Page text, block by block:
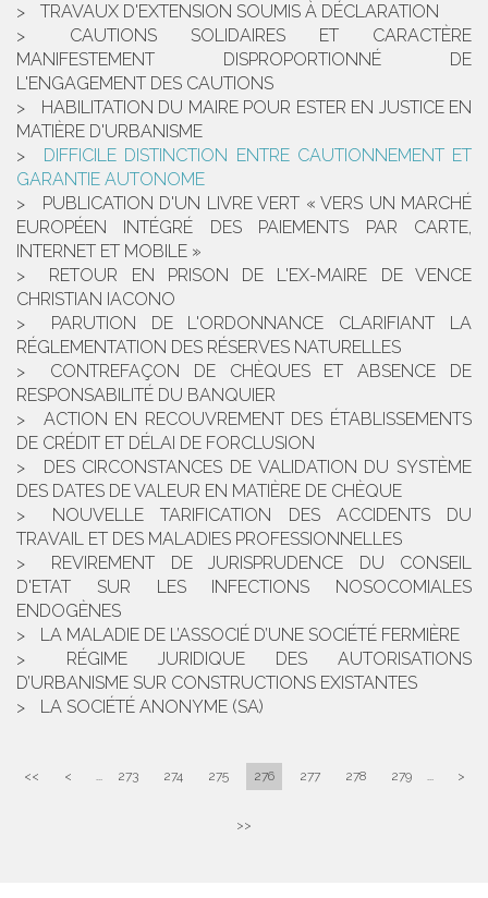
TRAVAUX D'EXTENSION SOUMIS À DÉCLARATION
CAUTIONS SOLIDAIRES ET CARACTÈRE
MANIFESTEMENT DISPROPORTIONNÉ DE
L'ENGAGEMENT DES CAUTIONS
HABILITATION DU MAIRE POUR ESTER EN JUSTICE EN
MATIÈRE D'URBANISME
DIFFICILE DISTINCTION ENTRE CAUTIONNEMENT ET
GARANTIE AUTONOME
PUBLICATION D'UN LIVRE VERT « VERS UN MARCHÉ
EUROPÉEN INTÉGRÉ DES PAIEMENTS PAR CARTE,
INTERNET ET MOBILE »
RETOUR EN PRISON DE L'EX-MAIRE DE VENCE
CHRISTIAN IACONO
PARUTION DE L'ORDONNANCE CLARIFIANT LA
RÉGLEMENTATION DES RÉSERVES NATURELLES
CONTREFAÇON DE CHÈQUES ET ABSENCE DE
RESPONSABILITÉ DU BANQUIER
ACTION EN RECOUVREMENT DES ÉTABLISSEMENTS
DE CRÉDIT ET DÉLAI DE FORCLUSION
DES CIRCONSTANCES DE VALIDATION DU SYSTÈME
DES DATES DE VALEUR EN MATIÈRE DE CHÈQUE
NOUVELLE TARIFICATION DES ACCIDENTS DU
TRAVAIL ET DES MALADIES PROFESSIONNELLES
REVIREMENT DE JURISPRUDENCE DU CONSEIL
D'ETAT SUR LES INFECTIONS NOSOCOMIALES
ENDOGÈNES
LA MALADIE DE L’ASSOCIÉ D’UNE SOCIÉTÉ FERMIÈRE
RÉGIME JURIDIQUE DES AUTORISATIONS
D’URBANISME SUR CONSTRUCTIONS EXISTANTES
LA SOCIÉTÉ ANONYME (SA)
<< < ... 273 274 275 276 277 278 279 ... >
>>